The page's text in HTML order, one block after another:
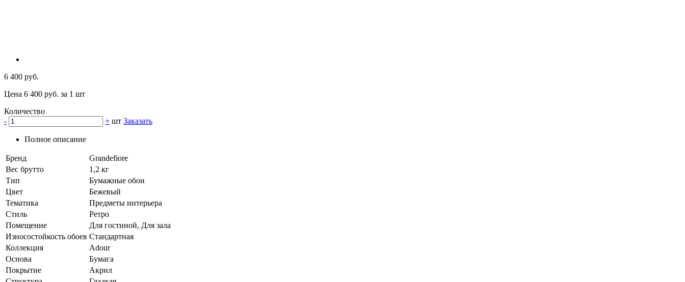
6 400 руб.
Цена 6 400 руб. за 1 шт
Количество
-
+ шт Заказать
Полное описание
Бренд
Grandefiore
Вес брутто
1,2 кг
Тип
Бумажные обои
Цвет
Бежевый
Тематика
Предметы интерьера
Стиль
Ретро
Помещение
Для гостиной, Для зала
Износостойкость обоев Стандартная
Коллекция
Adour
Основа
Бумага
Покрытие
Акрил